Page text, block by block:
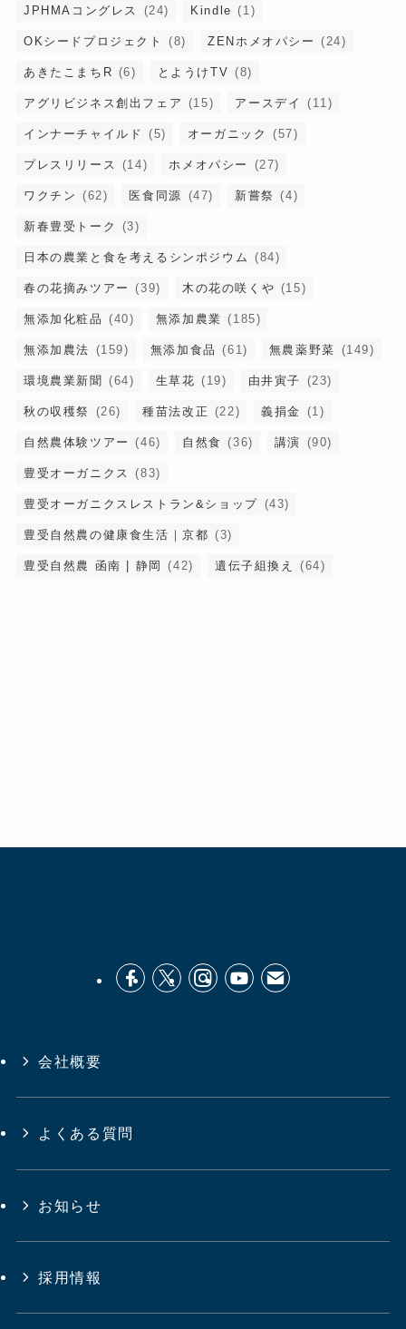
JPHMAコングレス (24) Kindle (1)
OKシードプロジェクト (8) ZENホメオパシー (24)
あきたこまちR (6) とようけTV (8)
アグリビジネス創出フェア (15) アースデイ (11)
インナーチャイルド (5) オーガニック (57)
プレスリリース (14) ホメオパシー (27)
ワクチン (62) 医食同源 (47) 新嘗祭 (4)
新春豊受トーク (3)
日本の農業と食を考えるシンポジウム (84)
春の花摘みツアー (39) 木の花の咲くや (15)
無添加化粧品 (40) 無添加農業 (185)
無添加農法 (159) 無添加食品 (61) 無農薬野菜 (149)
環境農業新聞 (64) 生草花 (19) 由井寅子 (23)
秋の収穫祭 (26) 種苗法改正 (22) 義捐金 (1)
自然農体験ツアー (46) 自然食 (36) 講演 (90)
豊受オーガニクス (83)
豊受オーガニクスレストラン&ショップ (43)
豊受自然農の健康食生活｜京都 (3)
豊受自然農 函南 | 静岡 (42) 遺伝子組換え (64)
会社概要
よくある質問
お知らせ
採用情報